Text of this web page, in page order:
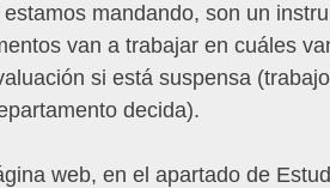
mandando, son un
van a trabajar en cuáles
si está suspensa
decida).
web, en el apartado de